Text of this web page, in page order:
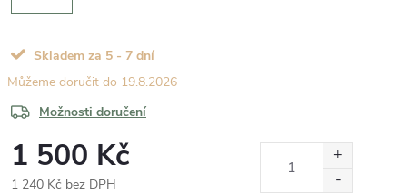
Skladem za 5 - 7 dní
19.8.2026
Možnosti doručení
1 500 Kč
1 240 Kč bez DPH